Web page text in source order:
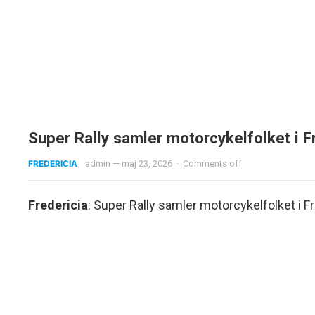
Super Rally samler motorcykelfolket i
FREDERICIA admin — maj 23, 2026 · Comments off
Fredericia: Super Rally samler motorcykelfolket i